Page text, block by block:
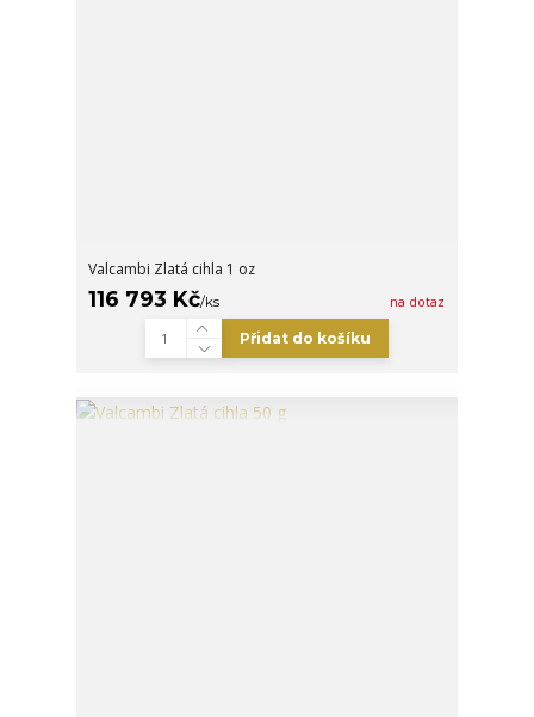
Valcambi Zlatá cihla 1 oz
116 793 Kč/ks na dotaz
Přidat do košíku